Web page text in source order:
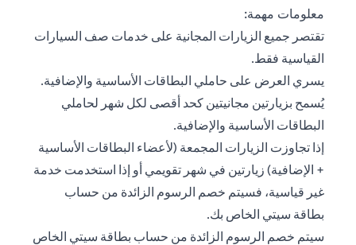
معلومات مهمة:
تقتصر جميع الزيارات المجانية على خدمات صف السيارات
القياسية فقط.
يسري العرض على حاملي البطاقات الأساسية والإضافية.
يُسمح بزيارتين مجانيتين كحد أقصى لكل شهر لحاملي
البطاقات الأساسية والإضافية.
إذا تجاوزت الزيارات المجمعة (لأعضاء البطاقات الأساسية
+ الإضافية) زيارتين في شهر تقويمي أو إذا استخدمت خدمة
غير قياسية، فسيتم خصم الرسوم الزائدة من حساب
بطاقة سيتي الخاص بك.
سيتم خصم الرسوم الزائدة من حساب بطاقة سيتي الخاص